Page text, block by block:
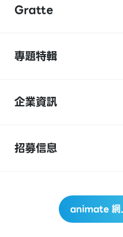
Gratte
專題特輯
企業資訊
招募信息
animate 網